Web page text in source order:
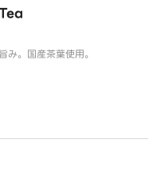
み。国産茶葉使用。